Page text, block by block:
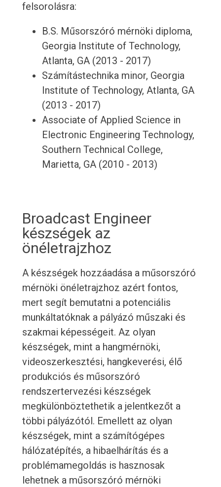
felsorolásra:
B.S. Műsorszóró mérnöki diploma,
Georgia Institute of Technology,
Atlanta, GA (2013 - 2017)
Számítástechnika minor, Georgia
Institute of Technology, Atlanta, GA
(2013 - 2017)
Associate of Applied Science in
Electronic Engineering Technology,
Southern Technical College,
Marietta, GA (2010 - 2013)
Broadcast Engineer
készségek az
önéletrajzhoz
A készségek hozzáadása a műsorszóró
mérnöki önéletrajzhoz azért fontos,
mert segít bemutatni a potenciális
munkáltatóknak a pályázó műszaki és
szakmai képességeit. Az olyan
készségek, mint a hangmérnöki,
videoszerkesztési, hangkeverési, élő
produkciós és műsorszóró
rendszertervezési készségek
megkülönböztethetik a jelentkezőt a
többi pályázótól. Emellett az olyan
készségek, mint a számítógépes
hálózatépítés, a hibaelhárítás és a
problémamegoldás is hasznosak
lehetnek a műsorszóró mérnöki